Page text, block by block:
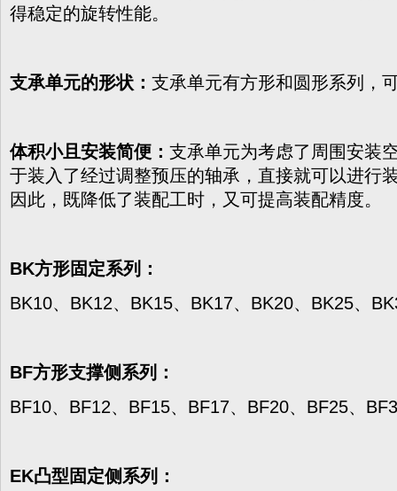
得稳定的旋转性能。
支承单元的形状： 支承单元有方形和圆形系列，
体积小且安装简便： 支承单元为考虑了周围安装
于装入了经过调整预压的轴承，直接就可以进行
因此，既降低了装配工时，又可提高装配精度。
BK方形固定系列：
BK10、BK12、BK15、BK17、BK20、BK25、
BF方形支撑侧系列：
BF10、BF12、BF15、BF17、BF20、BF25、
EK凸型固定侧系列：